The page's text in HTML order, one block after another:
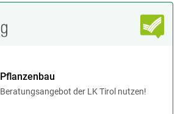
Pflanzenbau
Beratungsangebot der LK Tirol nutzen!